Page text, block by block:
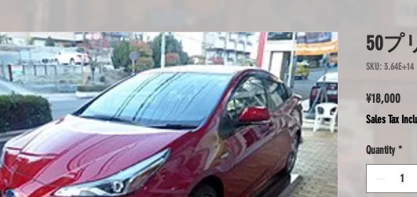
50プ
SKU: 3.64E+14
¥18,000Price
Sales Tax
Quantity *